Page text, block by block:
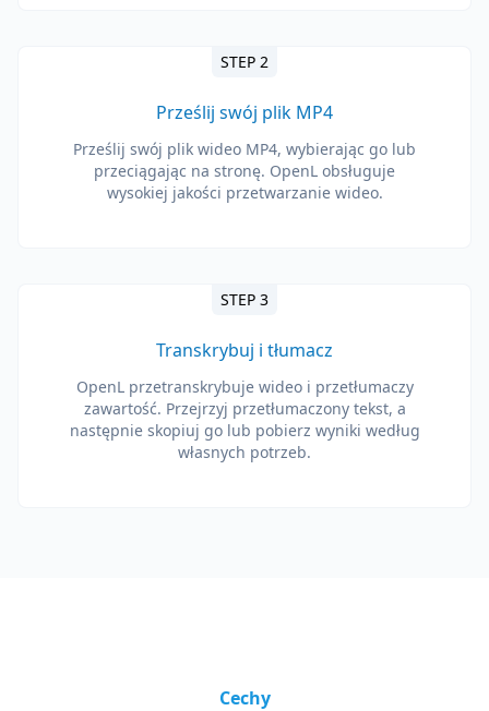
STEP 2
Prześlij swój plik MP4
Prześlij swój plik wideo MP4, wybierając go lub
przeciągając na stronę. OpenL obsługuje
wysokiej jakości przetwarzanie wideo.
STEP 3
Transkrybuj i tłumacz
OpenL przetranskrybuje wideo i przetłumaczy
zawartość. Przejrzyj przetłumaczony tekst, a
następnie skopiuj go lub pobierz wyniki według
własnych potrzeb.
Cechy